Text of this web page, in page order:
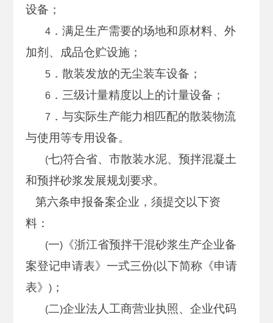
设备；
4 ．满足生产需要的场地和原材料、外
加剂、成品仓贮设施；
5 ．散装发放的无尘装车设备；
6 ．三级计量精度以上的计量设备；
7 ．与实际生产能力相匹配的散装物流
与使用等专用设备。
(七)符合省、市散装水泥、预拌混凝土
和预拌砂浆发展规划要求。
第六条申报备案企业，须提交以下资
料：
(一)
《浙江省预拌干混砂浆生产企业备
案登记申请表》一式三份(以下简称《申请
表》) ；
(二)企业法人工商营业执照、企业代码